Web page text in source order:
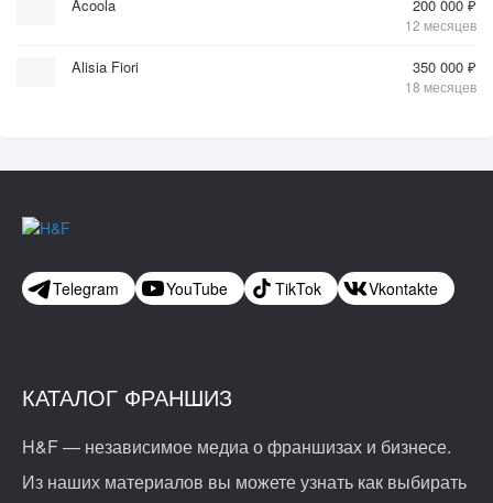
Acoola 200 000 ₽
12 месяцев
Alisia Fiori 350 000 ₽
18 месяцев
Telegram YouTube TikTok Vkontakte
КАТАЛОГ ФРАНШИЗ
H&F — независимое медиа о франшизах и бизнесе.
Из наших материалов вы можете узнать как выбирать